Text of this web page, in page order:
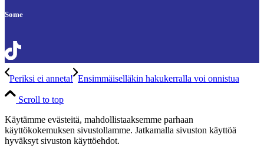
Some
Periksi ei anneta! Ensimmäiselläkin hakukerralla voi onnistua
Scroll to top
Käytämme evästeitä, mahdollistaaksemme parhaan
käyttökokemuksen sivustollamme. Jatkamalla sivuston käyttöä
hyväksyt sivuston käyttöehdot.